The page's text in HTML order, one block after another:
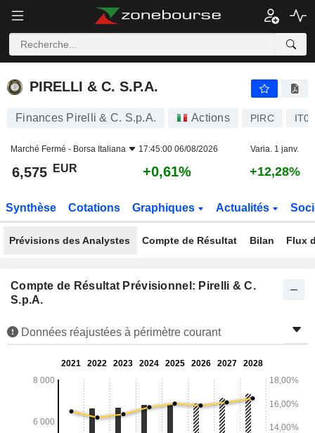
PIRELLI & C. S.P.A.
PIRELLI & C. S.P.A.
Finances Pirelli & C. S.p.A. Actions PIRC
Marché Fermé - Borsa Italiana 17:45:00 06/08/2026 Varia. 1 janv.
6,575 EUR +0,61% +12,28%
Synthèse Cotations Graphiques Actualités
Prévisions des Analystes Compte de Résultat Bilan Flux
Compte de Résultat Prévisionnel: Pirelli & C.
S.p.A.
Données réajustées à périmètre courant